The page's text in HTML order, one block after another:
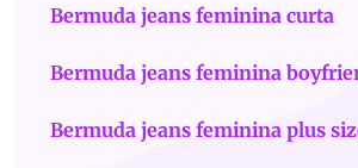
Bermuda jeans feminina curta
Bermuda jeans feminina
Bermuda jeans feminina plus